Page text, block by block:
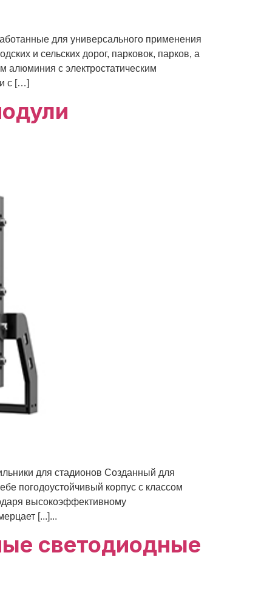
для универсального применения
и сельских дорог, парковок, парков, а
алюминия с электростатическим
с […]
для стадионов Созданный для
погодоустойчивый корпус с классом
высокоэффективному
[...]...
светодиодные